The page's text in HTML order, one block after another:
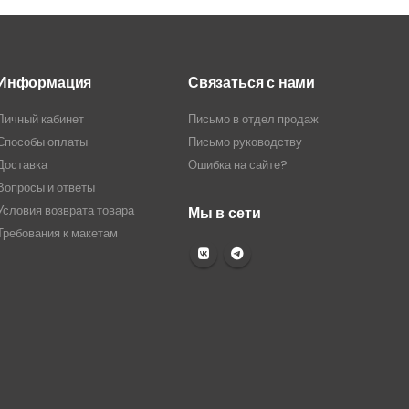
кабинет
оплаты
и ответы
возврата товара
к макетам
Связаться с нами
Письмо в отдел продаж
Письмо руководству
Ошибка на сайте?
Мы в сети